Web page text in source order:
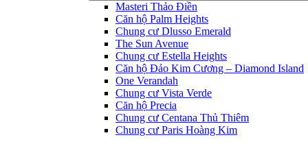
Masteri Thảo Điền
Căn hộ Palm Heights
Chung cư Dlusso Emerald
The Sun Avenue
Chung cư Estella Heights
Căn hộ Đảo Kim Cương – Diamond Island
One Verandah
Chung cư Vista Verde
Căn hộ Precia
Chung cư Centana Thủ Thiêm
Chung cư Paris Hoàng Kim